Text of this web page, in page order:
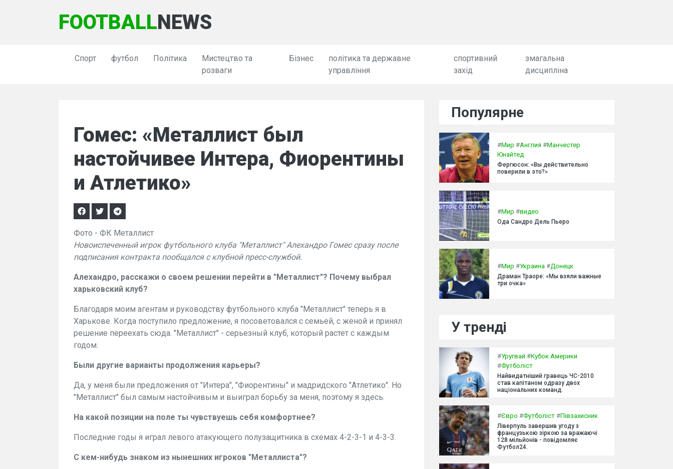
FOOTBALLNEWS
Спорт футбол Політика
Мистецтво та
розваги
Бізнес
політика та державне
управління
спортивний
захід
змагальна
дисципліна
Гомес: «Металлист был
настойчивее Интера, Фиорентины
и Атлетико»
Фото - ФК Металлист
Новоиспеченный игрок футбольного клуба "Металлист" Алехандро Гомес сразу после
подписания контракта пообщался с клубной пресс-службой.
Алехандро, расскажи о своем решении перейти в "Металлист"? Почему выбрал
харьковский клуб?
Благодаря моим агентам и руководству футбольного клуба "Металлист" теперь я в
Харькове. Когда поступило предложение, я посоветовался с семьей, с женой и принял
решение переехать сюда. "Металлист" - серьезный клуб, который растет с каждым
годом.
Были другие варианты продолжения карьеры?
Да, у меня были предложения от "Интера", "Фиорентины" и мадридского "Атлетико". Но
"Металлист" был самым настойчивым и выиграл борьбу за меня, поэтому я здесь.
На какой позиции на поле ты чувствуешь себя комфортнее?
Последние годы я играл левого атакующего полузащитника в схемах 4-2-3-1 и 4-3-3.
С кем-нибудь знаком из нынешних игроков "Металлиста"?
Популярне
#Мир #Англия #Манчестер
Юнайтед
Фергюсон: «Вы действительно
поверили в это?»
#Мир #видео
Ода Сандро Дель Пьеро
#Мир #Украина #Донецк
Драман Траоре: «Мы взяли важные
три очка»
У тренді
#Уругвай #Кубок Америки
#Футболіст
Найвидатніший гравець ЧС-2010
став капітаном одразу двох
національних команд.
#Євро #Футболіст #Півзахисник
Ліверпуль завершив угоду з
французькою зіркою за вражаючі
128 мільйонів - повідомляє
Футбол24.